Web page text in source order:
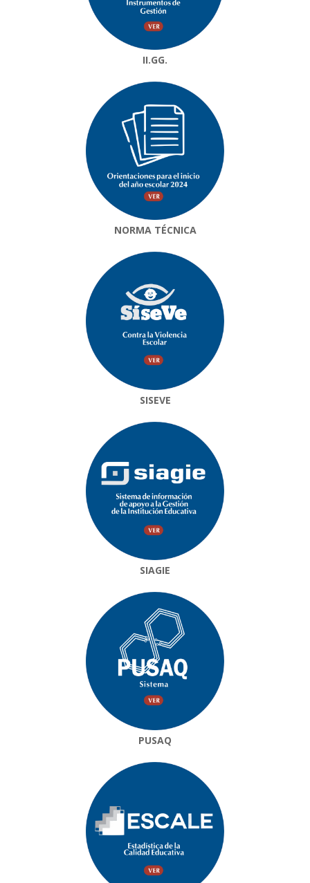
II.GG.
NORMA TÉCNICA
SISEVE
SIAGIE
PUSAQ